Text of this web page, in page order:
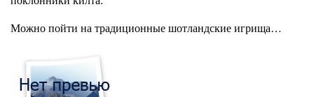
Можно пойти на традиционные шотландские игрища…